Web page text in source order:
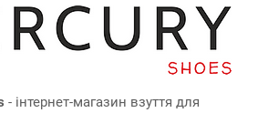
- інтернет-магазин взуття для